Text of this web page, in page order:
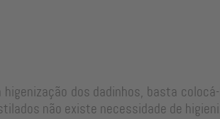
dos dadinhos, basta
não existe necessidade de